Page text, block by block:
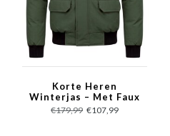
Korte Heren
Winterjas – Met Faux
Bontkraag – Groen
€179,99 €107,99